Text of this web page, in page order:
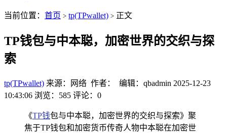
当前位置： 首页 > tp(TPwallet) > 正文
TP钱包与中本聪，加密世界的交织与探
索
tp(TPwallet) 来源：网络 作者： 编辑：qbadmin 2025-12-23
10:43:06 浏览：585 评论：0
《TP钱包与中本聪，加密世界的交织与探索》聚
焦于TP钱包和加密货币传奇人物中本聪在加密世